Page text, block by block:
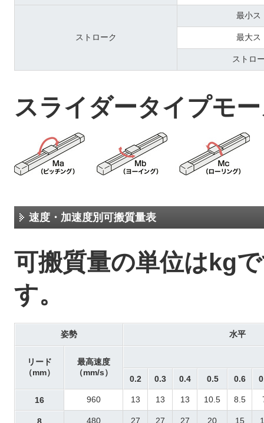
ストローク
最小ス
最大ス
ストロ
スライダータイプモ
速度・加速度別可搬質量表
可搬質量の単位はkg
す。
姿勢 水平
リード
（mm）
最高速度
（mm/s）
0.2 0.3 0.4 0.5 0.6
16 960 13 13 13 10.5 8.5
480 27 27 27 20 15